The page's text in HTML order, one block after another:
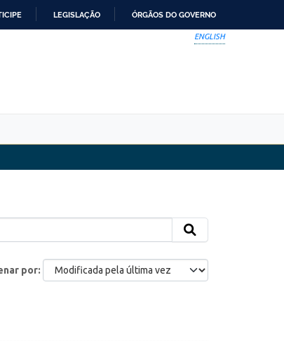
LEGISLAÇÃO ÓRGÃOS DO GOVERNO
ENGLISH
por